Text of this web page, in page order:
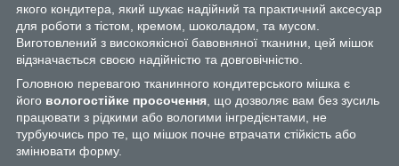
якого кондитера, який шукає надійний та практичний аксесуар
для роботи з тістом, кремом, шоколадом, та мусом.
Виготовлений з високоякісної бавовняної тканини, цей мішок
відзначається своєю надійністю та довговічністю.
Головною перевагою тканинного кондитерського мішка є
його вологостійке просочення , що дозволяє вам без зусиль
працювати з рідкими або вологими інгредієнтами, не
турбуючись про те, що мішок почне втрачати стійкість або
змінювати форму.